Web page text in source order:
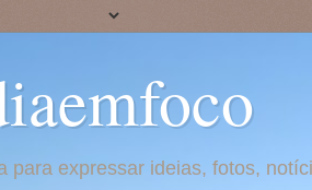
para expressar ideias, fotos,